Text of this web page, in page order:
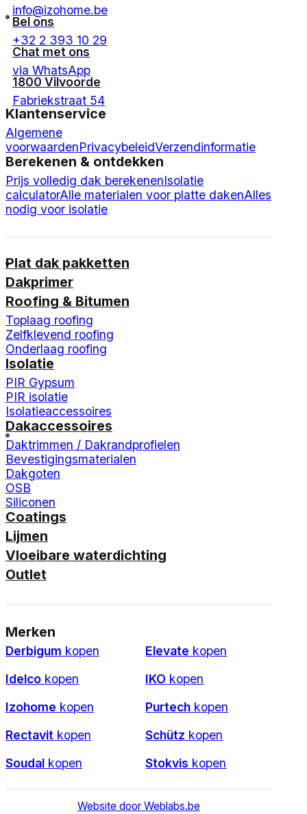
info@izohome.be
Bel ons
+32 2 393 10 29
Chat met ons
via WhatsApp
1800 Vilvoorde
Fabriekstraat 54
Klantenservice
Algemene
voorwaardenPrivacybeleidVerzendinformatie
Berekenen & ontdekken
Prijs volledig dak berekenenIsolatie
calculatorAlle materialen voor platte dakenAlles
nodig voor isolatie
Plat dak pakketten
Dakprimer
Roofing & Bitumen
Toplaag roofing
Zelfklevend roofing
Onderlaag roofing
Isolatie
PIR Gypsum
PIR isolatie
Isolatieaccessoires
Dakaccessoires
Daktrimmen / Dakrandprofielen
Bevestigingsmaterialen
Dakgoten
OSB
Siliconen
Coatings
Lijmen
Vloeibare waterdichting
Outlet
Merken
Derbigum kopen Elevate kopen
Idelco kopen IKO kopen
Izohome kopen Purtech kopen
Rectavit kopen Schütz kopen
Soudal kopen Stokvis kopen
Website door Weblabs.be